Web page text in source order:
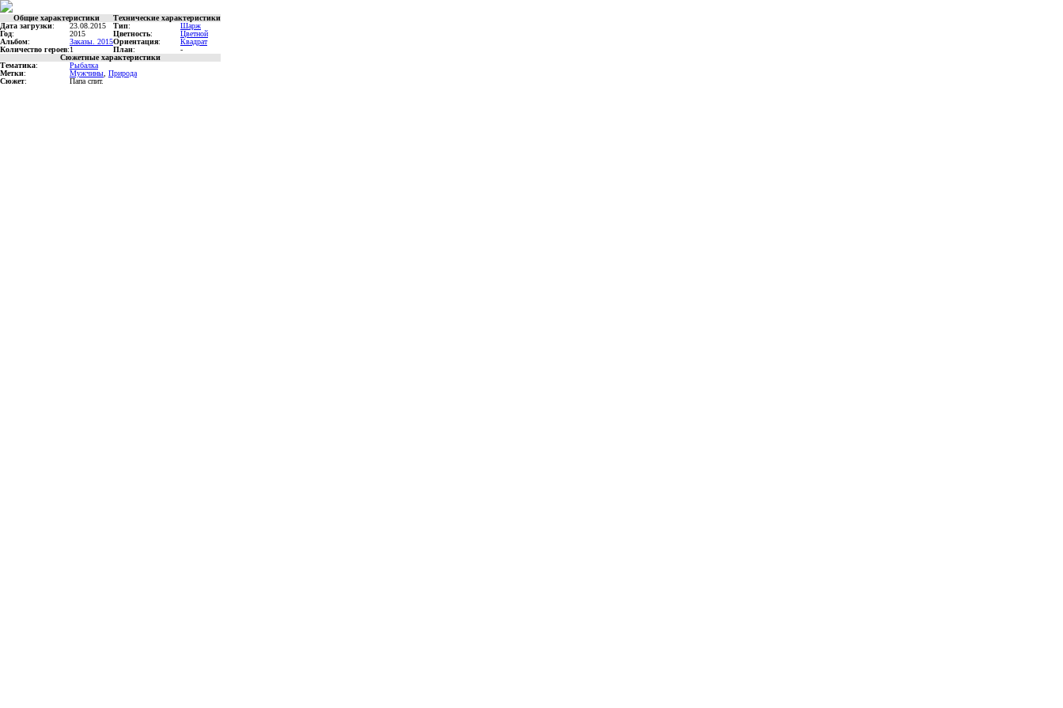
Общие характеристики
Технические характеристики
Дата загрузки: 23.08.2015 Тип:
Шарж
Год: 2015 Цветность:
Цветной
Альбом: Заказы. 2015Ориентация:
Квадрат
Количество героев:1 План:
-
Сюжетные характеристики
Тематика:
Рыбалка
Метки: Мужчины Природа
Сюжет: Папа спит.